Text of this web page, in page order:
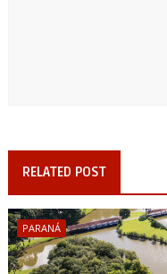
RELATED POST
PARANÁ